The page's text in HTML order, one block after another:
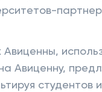
Авиценну,
студентов